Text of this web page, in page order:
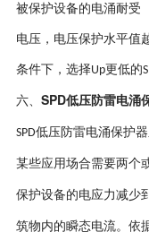
被保护设备的电涌耐受
电压，电压保护水平值
条件下，选择Up更低的
六、 SPD低压防雷电涌
SPD低压防雷电涌保护器
某些应用场合需要两个
保护设备的电应力减少
筑物内的瞬态电流。依